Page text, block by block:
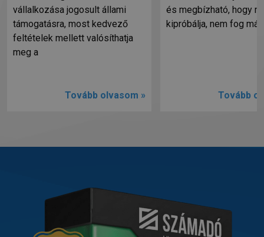
vállalkozása jogosult állami
támogatásra, most kedvező
feltételek mellett valósíthatja
meg a
Tovább olvasom »
és megbízható, hogy
kipróbálja, nem fog
Tovább